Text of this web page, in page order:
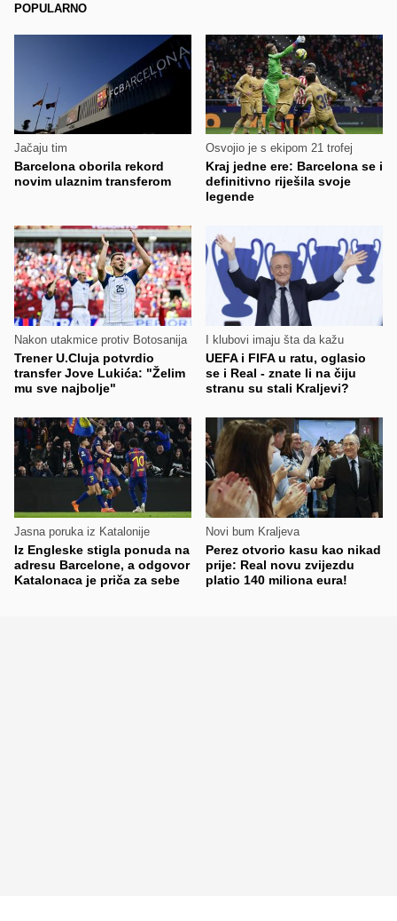
POPULARNO
Jačaju tim
Barcelona oborila rekord
novim ulaznim transferom
Osvojio je s ekipom 21 trofej
Kraj jedne ere: Barcelona se i
definitivno riješila svoje
legende
Nakon utakmice protiv Botosanija
Trener U.Cluja potvrdio
transfer Jove Lukića: "Želim
mu sve najbolje"
I klubovi imaju šta da kažu
UEFA i FIFA u ratu, oglasio
se i Real - znate li na čiju
stranu su stali Kraljevi?
Jasna poruka iz Katalonije
Iz Engleske stigla ponuda na
adresu Barcelone, a odgovor
Katalonaca je priča za sebe
Novi bum Kraljeva
Perez otvorio kasu kao nikad
prije: Real novu zvijezdu
platio 140 miliona eura!